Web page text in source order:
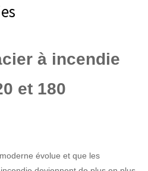
à incendie
et 180
évolue et que les